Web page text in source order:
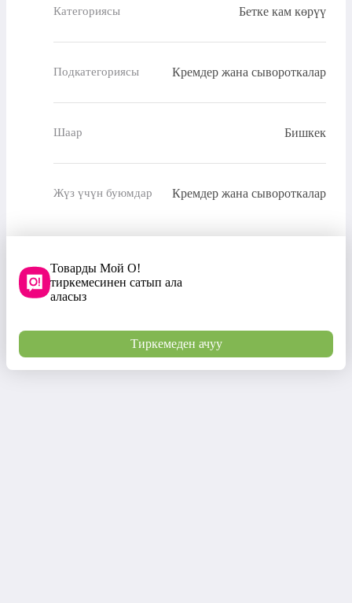
Категориясы Бетке кам көрүү
Подкатегориясы Кремдер жана сывороткалар
Шаар Бишкек
Жүз үчүн буюмдар Кремдер жана сывороткалар
Товарды Мой О!
тиркемесинен сатып ала
аласыз
Тиркемеден ачуу